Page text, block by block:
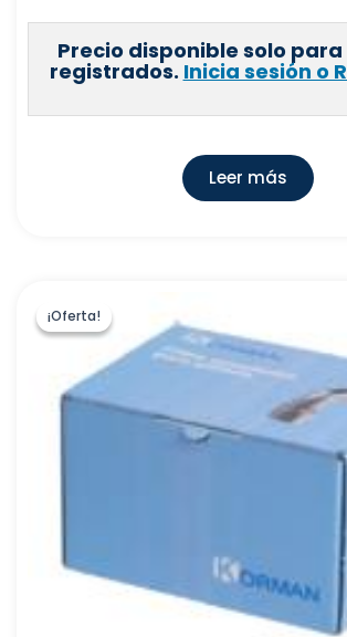
Precio disponible solo
registrados. Inicia sesión o
Leer más
¡Oferta!
¡Oferta!